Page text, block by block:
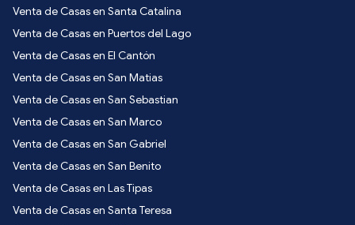
Venta de Casas en Santa Catalina
Venta de Casas en Puertos del Lago
Venta de Casas en El Cantón
Venta de Casas en San Matias
Venta de Casas en San Sebastian
Venta de Casas en San Marco
Venta de Casas en San Gabriel
Venta de Casas en San Benito
Venta de Casas en Las Tipas
Venta de Casas en Santa Teresa